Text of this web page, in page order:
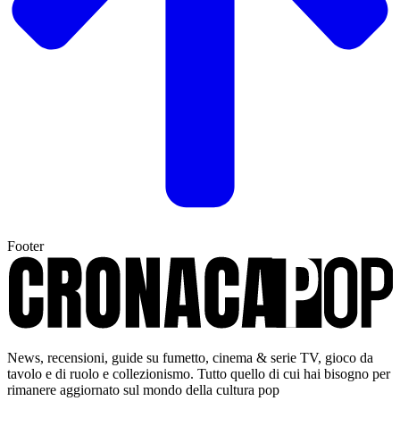
Footer
News, recensioni, guide su fumetto, cinema & serie TV, gioco da
tavolo e di ruolo e collezionismo. Tutto quello di cui hai bisogno per
rimanere aggiornato sul mondo della cultura pop